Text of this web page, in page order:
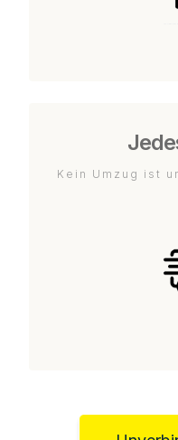
Kein Umzug ist